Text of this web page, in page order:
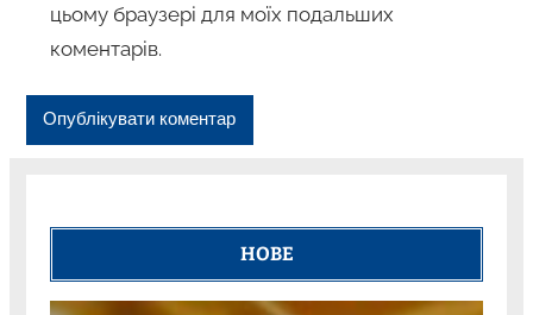
цьому браузері для моїх подальших
коментарів.
НОВЕ